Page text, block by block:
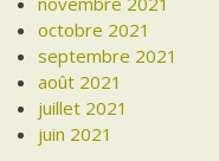
octobre 2021
septembre 2021
août 2021
juillet 2021
juin 2021